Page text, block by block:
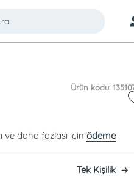
Ürün kodu:
ve daha fazlası için ödeme
Tek Kişilik